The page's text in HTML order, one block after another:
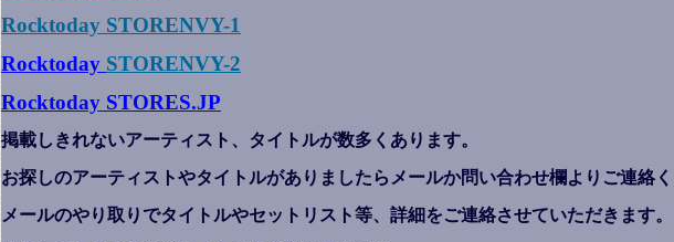
Rocktoday STORENVY-1
Rocktoday STORENVY-2
Rocktoday STORES.JP
掲載しきれないアーティスト、タイトルが数多くあります。
お探しのアーティストやタイトルがありましたらメールか問い合わせ欄よりご連絡
メールのやり取りでタイトルやセットリスト等、詳細をご連絡させていただきます。